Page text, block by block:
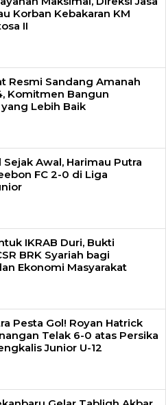
Korban Kebakaran KM
II
Resmi Sandang Amanah
Komitmen Bangun
Lebih Baik
Awal, Harimau Putra
FC 2-0 di Liga
IKRAB Duri, Bukti
BRK Syariah bagi
Ekonomi Masyarakat
Pesta Gol! Royan Hatrick
Telak 6-0 atas Persika
Junior U-12